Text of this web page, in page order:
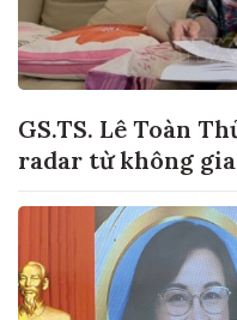
GS.TS. Lê Toàn
radar từ không